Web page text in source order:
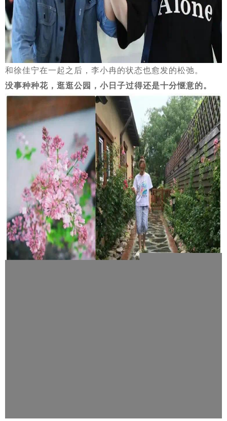
和徐佳宁在一起之后，李小冉的状态也愈发的松弛。
没事种种花，逛逛公园，小日子过得还是十分惬意的。